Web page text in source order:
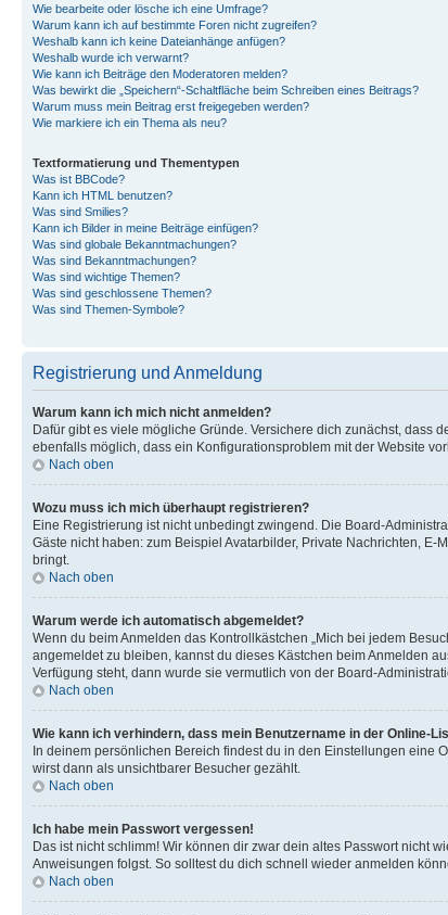
Wie bearbeite oder lösche ich eine Umfrage?
Warum kann ich auf bestimmte Foren nicht zugreifen?
Weshalb kann ich keine Dateianhänge anfügen?
Weshalb wurde ich verwarnt?
Wie kann ich Beiträge den Moderatoren melden?
Was bewirkt die „Speichern“-Schaltfläche beim Schreiben eines Beitrags?
Warum muss mein Beitrag erst freigegeben werden?
Wie markiere ich ein Thema als neu?
Textformatierung und Thementypen
Was ist BBCode?
Kann ich HTML benutzen?
Was sind Smilies?
Kann ich Bilder in meine Beiträge einfügen?
Was sind globale Bekanntmachungen?
Was sind Bekanntmachungen?
Was sind wichtige Themen?
Was sind geschlossene Themen?
Was sind Themen-Symbole?
Registrierung und Anmeldung
Warum kann ich mich nicht anmelden?
Dafür gibt es viele mögliche Gründe. Versichere dich zunächst, dass
ebenfalls möglich, dass ein Konfigurationsproblem mit der Website
Nach oben
Wozu muss ich mich überhaupt registrieren?
Eine Registrierung ist nicht unbedingt zwingend. Die Board-
Gäste nicht haben: zum Beispiel Avatarbilder, Private Nachrichten,
bringt.
Nach oben
Warum werde ich automatisch abgemeldet?
Wenn du beim Anmelden das Kontrollkästchen „Mich bei jedem
angemeldet zu bleiben, kannst du dieses Kästchen beim Anmelden
Verfügung steht, dann wurde sie vermutlich von der Board-
Nach oben
Wie kann ich verhindern, dass mein Benutzername in der Online-
In deinem persönlichen Bereich findest du in den Einstellungen eine
wirst dann als unsichtbarer Besucher gezählt.
Nach oben
Ich habe mein Passwort vergessen!
Das ist nicht schlimm! Wir können dir zwar dein altes Passwort nicht
Anweisungen folgst. So solltest du dich schnell wieder anmelden
Nach oben